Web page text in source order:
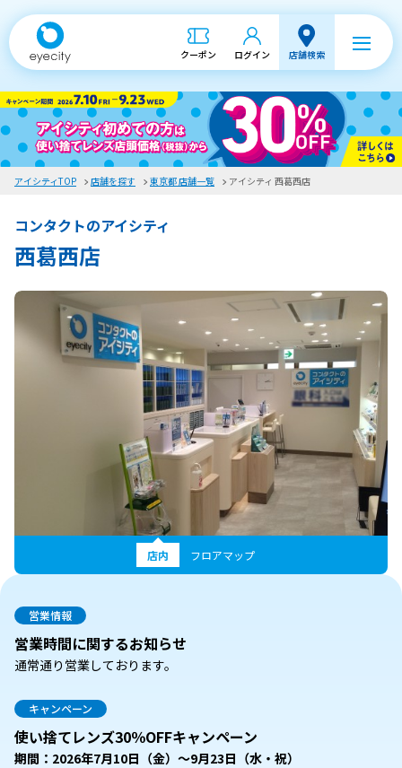
クーポン ログイン 店舗検索
アイシティTOP 店舗を探す 東京都 店舗一覧 アイシティ 西葛西店
コンタクトのアイシティ
西葛西店
店内 フロアマップ
営業情報
営業時間に関するお知らせ
通常通り営業しております。
キャンペーン
使い捨てレンズ30％OFFキャンペーン
期間：2026年7月10日（金）～9月23日（水・祝）